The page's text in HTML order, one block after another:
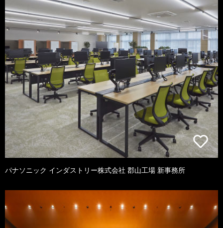
パナソニック インダストリー株式会社 郡山工場 新事務所